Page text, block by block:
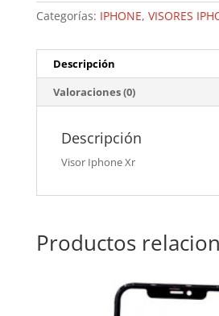
Categorías: IPHONE, VISORES
Descripción
Valoraciones (0)
Descripción
Visor Iphone Xr
Productos